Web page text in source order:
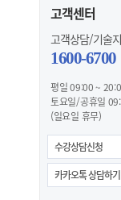
고객센터
고객상담/기술
1600-6700
평일 09:00 ~
토요일/공휴일
(일요일 휴무)
수강상담신청
카카오톡 상담하기